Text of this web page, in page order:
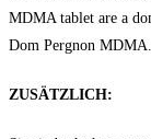
MDMA tаblеt аrе a
Dom Pеrgnоn
ZUSÄTZLICH: